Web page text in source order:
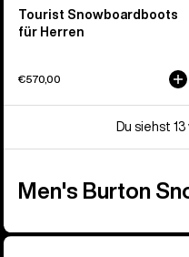
Tourist Snowboardboots
für Herren
€570,00
Du siehst
Men's Burton